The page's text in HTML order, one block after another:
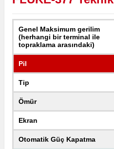
Genel Maksimum gerilim
(herhangi bir terminal ile
topraklama arasındaki)
Pil
Tip
Ömür
Ekran
Otomatik Güç Kapatma